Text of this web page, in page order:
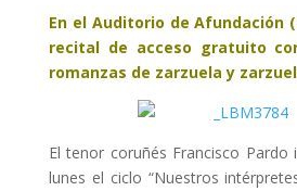
En el Auditorio de Afundación
recital de acceso gratuito
romanzas de zarzuela y
El tenor coruñés Francisco Pardo
lunes el ciclo “Nuestros